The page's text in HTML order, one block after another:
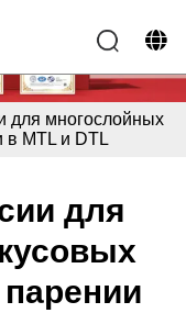
для многослойных
в MTL и DTL
для